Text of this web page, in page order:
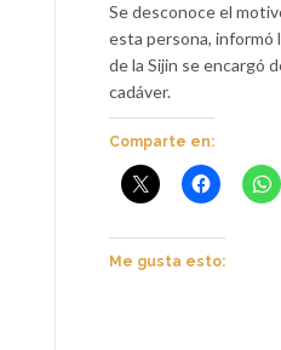
Se desconoce el
esta persona, informó
de la Sijin se encargó
cadáver.
Comparte en:
Me gusta esto: